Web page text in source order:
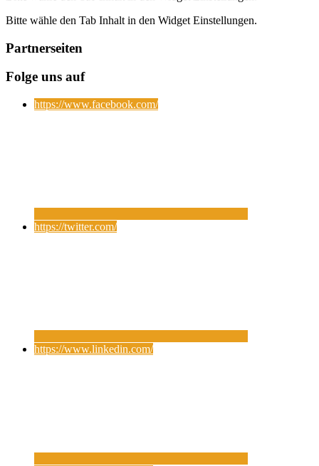
Bitte wähle den Tab Inhalt in den Widget Einstellungen.
Partnerseiten
Folge uns auf
https://www.facebook.com/
https://twitter.com/
https://www.linkedin.com/